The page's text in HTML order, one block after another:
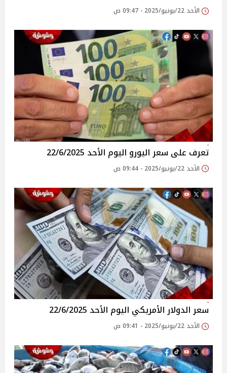
الأحد 22/يونيو/2025 - 09:47 ص
تعرف على سعر اليورو اليوم الأحد 22/6/2025
الأحد 22/يونيو/2025 - 09:44 ص
سعر الدولار الأمريكي اليوم الأحد 22/6/2025
الأحد 22/يونيو/2025 - 09:41 ص